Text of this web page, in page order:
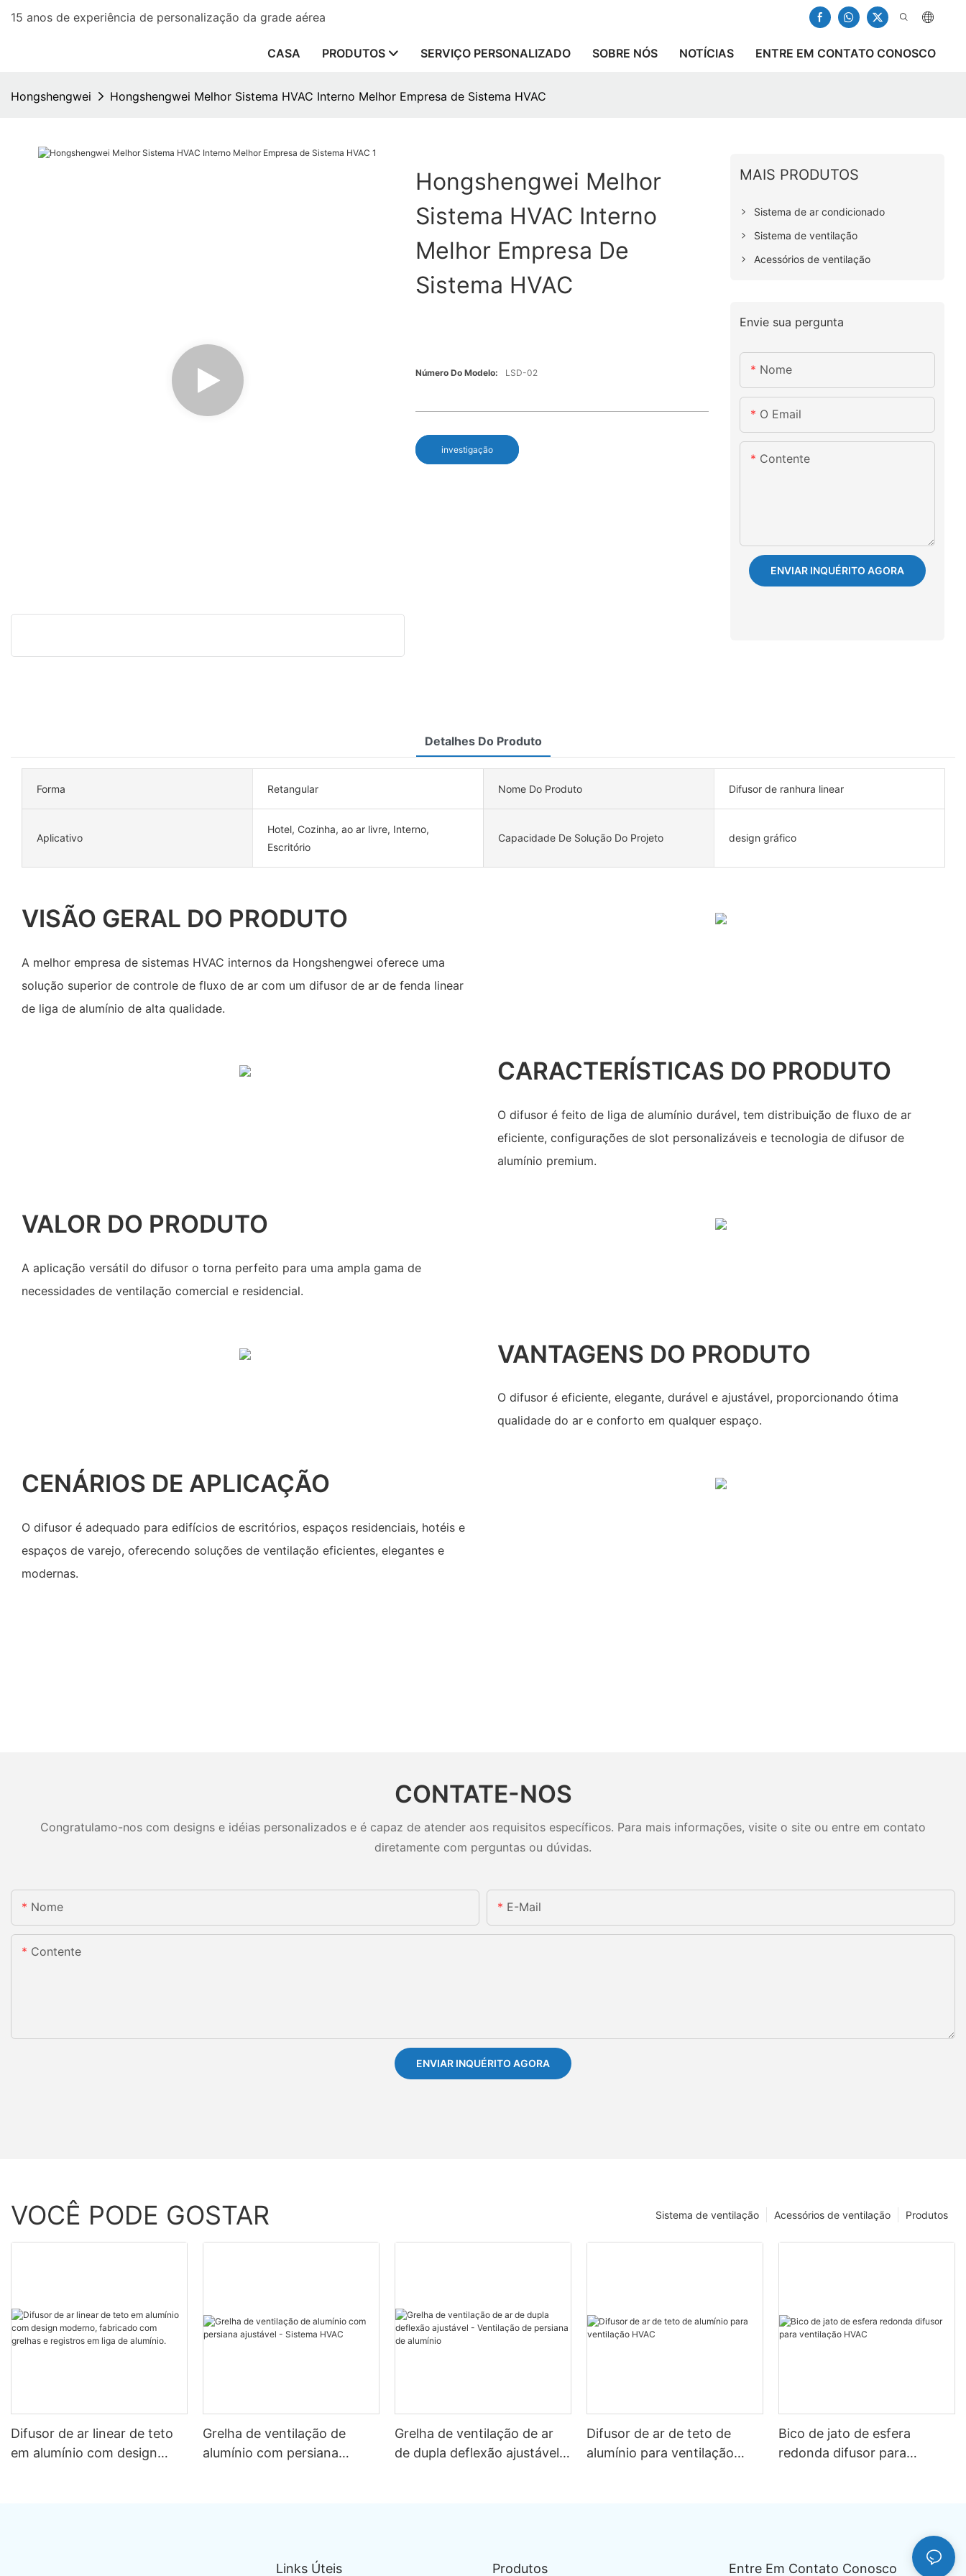
15 anos de experiência de personalização da grade aérea
CASA PRODUTOS SERVIÇO PERSONALIZADO SOBRE NÓS NOTÍCIAS ENTRE EM CONTATO CONOSCO
Hongshengwei Hongshengwei Melhor Sistema HVAC Interno Melhor Empresa de Sistema HVAC
Hongshengwei Melhor
Sistema HVAC Interno
Melhor Empresa De
Sistema HVAC
Número Do Modelo: LSD-02
investigação
MAIS PRODUTOS
Sistema de ar condicionado
Sistema de ventilação
Acessórios de ventilação
Envie sua pergunta
Nome
O Email
Contente
ENVIAR INQUÉRITO AGORA
Detalhes Do Produto
Forma Retangular Nome Do Produto Difusor de ranhura linear
Aplicativo
Hotel, Cozinha, ao ar livre, Interno,
Escritório
Capacidade De Solução Do Projeto design gráfico
VISÃO GERAL DO PRODUTO
A melhor empresa de sistemas HVAC internos da Hongshengwei oferece uma
solução superior de controle de fluxo de ar com um difusor de ar de fenda linear
de liga de alumínio de alta qualidade.
CARACTERÍSTICAS DO PRODUTO
O difusor é feito de liga de alumínio durável, tem distribuição de fluxo de ar
eficiente, configurações de slot personalizáveis ​​e tecnologia de difusor de
alumínio premium.
VALOR DO PRODUTO
A aplicação versátil do difusor o torna perfeito para uma ampla gama de
necessidades de ventilação comercial e residencial.
VANTAGENS DO PRODUTO
O difusor é eficiente, elegante, durável e ajustável, proporcionando ótima
qualidade do ar e conforto em qualquer espaço.
CENÁRIOS DE APLICAÇÃO
O difusor é adequado para edifícios de escritórios, espaços residenciais, hotéis e
espaços de varejo, oferecendo soluções de ventilação eficientes, elegantes e
modernas.
CONTATE-NOS
Congratulamo-nos com designs e idéias personalizados e é capaz de atender aos requisitos específicos. Para mais informações, visite o site ou entre em contato
diretamente com perguntas ou dúvidas.
Nome E-Mail
Contente
ENVIAR INQUÉRITO AGORA
VOCÊ PODE GOSTAR Produtos
Acessórios de ventilação
Sistema de ventilação
Difusor de ar linear de teto
em alumínio com design
Grelha de ventilação de
alumínio com persiana
Grelha de ventilação de ar
de dupla deflexão ajustável -
Difusor de ar de teto de
alumínio para ventilação
Bico de jato de esfera
redonda difusor para
Links Úteis Produtos Entre Em Contato Conosco